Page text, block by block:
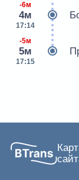
-6м
4м
17:14
-5м
5м
17:15